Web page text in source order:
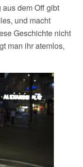
dem Off gibt
und macht
Geschichte nicht
man ihr atemlos,